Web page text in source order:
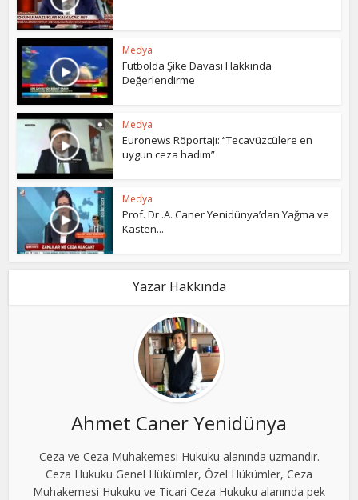
Medya
Futbolda Şike Davası Hakkında
Değerlendirme
Medya
Euronews Röportajı: “Tecavüzcülere en
uygun ceza hadım”
Medya
Prof. Dr .A. Caner Yenidünya’dan Yağma ve
Kasten...
Yazar Hakkında
Ahmet Caner Yenidünya
Ceza ve Ceza Muhakemesi Hukuku alanında uzmandır.
Ceza Hukuku Genel Hükümler, Özel Hükümler, Ceza
Muhakemesi Hukuku ve Ticari Ceza Hukuku alanında pek